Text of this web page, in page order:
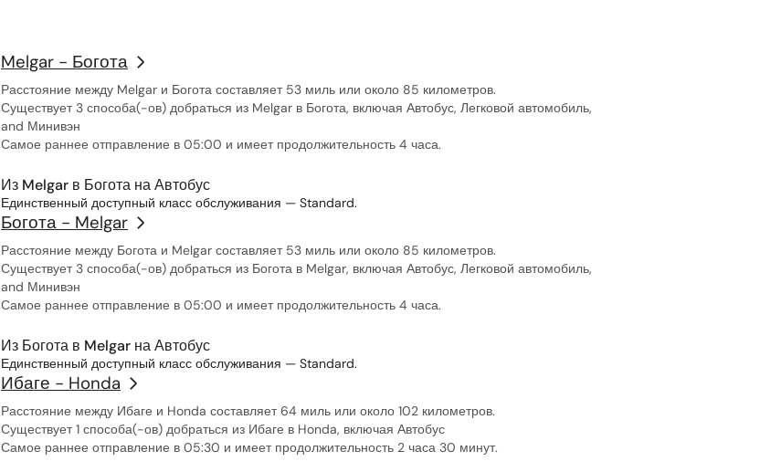
Melgar - Богота
Расстояние между Melgar и Богота составляет 53 миль или около 85 километров.
Существует 3 способа(-ов) добраться из Melgar в Богота, включая Автобус, Легковой автомобиль,
and Минивэн
Самое раннее отправление в 05:00 и имеет продолжительность 4 часа.
Из Melgar в Богота на Автобус
Единственный доступный класс обслуживания — Standard.
Богота - Melgar
Расстояние между Богота и Melgar составляет 53 миль или около 85 километров.
Существует 3 способа(-ов) добраться из Богота в Melgar, включая Автобус, Легковой автомобиль,
and Минивэн
Самое раннее отправление в 05:00 и имеет продолжительность 4 часа.
Из Богота в Melgar на Автобус
Единственный доступный класс обслуживания — Standard.
Ибаге - Honda
Расстояние между Ибаге и Honda составляет 64 миль или около 102 километров.
Существует 1 способа(-ов) добраться из Ибаге в Honda, включая Автобус
Самое раннее отправление в 05:30 и имеет продолжительность 2 часа 30 минут.